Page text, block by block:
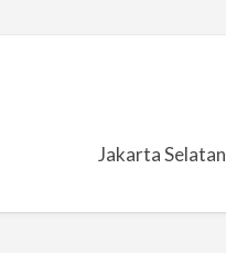
Jakarta Selatan